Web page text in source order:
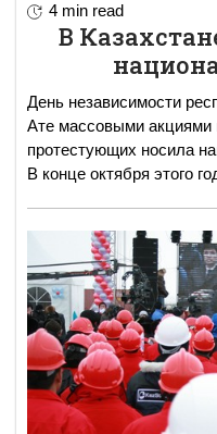
4 min read
В
День независимости
Ате массовыми акциями
протестующих носила
В конце октября этого